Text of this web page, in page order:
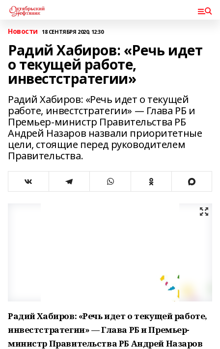
Новости 18 СЕНТЯБРЯ 2020, 12:30
Радий Хабиров: «Речь идет
о текущей работе,
инвестстратегии»
Радий Хабиров: «Речь идет о текущей
работе, инвестстратегии» — Глава РБ и
Премьер-министр Правительства РБ
Андрей Назаров назвали приоритетные
цели, стоящие перед руководителем
Правительства.
Радий Хабиров: «Речь идет о текущей работе,
инвестстратегии» — Глава РБ и Премьер-
министр Правительства РБ Андрей Назаров